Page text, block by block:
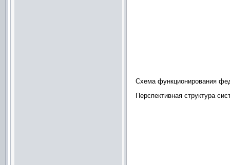
Схема функционирования
Перспективная структура